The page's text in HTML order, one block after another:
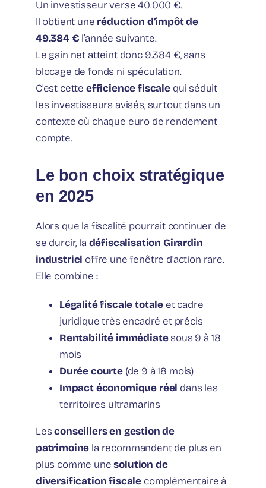
Un investisseur verse 40.000 €.
Il obtient une réduction d’impôt de
49.384 € l’année suivante.
Le gain net atteint donc 9.384 €, sans
blocage de fonds ni spéculation.
C’est cette efficience fiscalequi séduit
les investisseurs avisés, surtout dans un
contexte où chaque euro de rendement
compte.
Le bon choix stratégique
en 2025
Alors que la fiscalité pourrait continuer de
se durcir, ladéfiscalisation Girardin
industriel offre une fenêtre d’action rare.
Elle combine :
Légalité fiscale totale et cadre
juridique très encadré et précis
Rentabilité immédiatesous 9 à 18
mois
Durée courte(de 9 à 18 mois)
Impact économique réel dans les
territoires ultramarins
Lesconseillers en gestion de
patrimoine la recommandent de plus en
plus comme unesolution de
diversification fiscale complémentaire à